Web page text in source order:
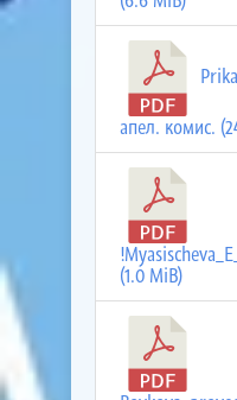
апел. комис.
(1.0 MiB)